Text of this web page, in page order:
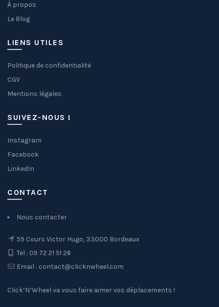
À propos
Le Blog
LIENS UTILES
Politique de confidentialité
CGV
Mentions légales
SUIVEZ-NOUS !
Instagram
Facebook
LinkedIn
CONTACT
Nous contacter
59 Cours Victor Hugo, 33000 Bordeaux
Tel : 09 72 21 51 26
Email : contact@clicknwheel.com
Click’N’Wheel va vous faire aimer vos déplacements !